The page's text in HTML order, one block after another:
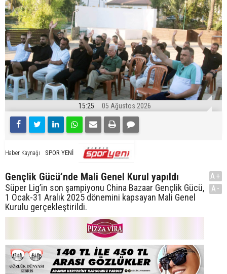
15:25 05 Ağustos 2026
Haber Kaynağı SPOR YENİ
Gençlik Gücü’nde Mali Genel Kurul yapıldı
Süper Lig’in son şampiyonu China Bazaar Gençlik Gücü,
1 Ocak-31 Aralık 2025 dönemini kapsayan Mali Genel
Kurulu gerçekleştirildi.
A+
A-